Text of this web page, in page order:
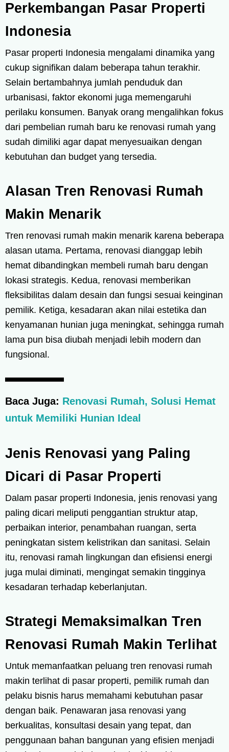
Perkembangan Pasar Properti
Indonesia
Pasar properti Indonesia mengalami dinamika yang
cukup signifikan dalam beberapa tahun terakhir.
Selain bertambahnya jumlah penduduk dan
urbanisasi, faktor ekonomi juga memengaruhi
perilaku konsumen. Banyak orang mengalihkan fokus
dari pembelian rumah baru ke renovasi rumah yang
sudah dimiliki agar dapat menyesuaikan dengan
kebutuhan dan budget yang tersedia.
Alasan Tren Renovasi Rumah
Makin Menarik
Tren renovasi rumah makin menarik karena beberapa
alasan utama. Pertama, renovasi dianggap lebih
hemat dibandingkan membeli rumah baru dengan
lokasi strategis. Kedua, renovasi memberikan
fleksibilitas dalam desain dan fungsi sesuai keinginan
pemilik. Ketiga, kesadaran akan nilai estetika dan
kenyamanan hunian juga meningkat, sehingga rumah
lama pun bisa diubah menjadi lebih modern dan
fungsional.
Baca Juga: Renovasi Rumah, Solusi Hemat
untuk Memiliki Hunian Ideal
Jenis Renovasi yang Paling
Dicari di Pasar Properti
Dalam pasar properti Indonesia, jenis renovasi yang
paling dicari meliputi penggantian struktur atap,
perbaikan interior, penambahan ruangan, serta
peningkatan sistem kelistrikan dan sanitasi. Selain
itu, renovasi ramah lingkungan dan efisiensi energi
juga mulai diminati, mengingat semakin tingginya
kesadaran terhadap keberlanjutan.
Strategi Memaksimalkan Tren
Renovasi Rumah Makin Terlihat
Untuk memanfaatkan peluang tren renovasi rumah
makin terlihat di pasar properti, pemilik rumah dan
pelaku bisnis harus memahami kebutuhan pasar
dengan baik. Penawaran jasa renovasi yang
berkualitas, konsultasi desain yang tepat, dan
penggunaan bahan bangunan yang efisien menjadi